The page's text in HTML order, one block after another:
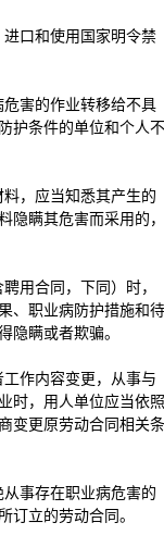
口和使用国家明令禁
害的作业转移给不具
护条件的单位和个人不
，应当知悉其产生的
隐瞒其危害而采用的，
用合同，下同）时，
、职业病防护措施和待
隐瞒或者欺骗。
作内容变更，从事与
时，用人单位应当依照
变更原劳动合同相关条
事存在职业病危害的
订立的劳动合同。